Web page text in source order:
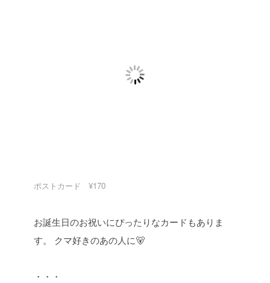
ポストカード ¥170
お誕生日のお祝いにぴったりなカードもありま
す。
クマ好きのあの人に🐻
・・・